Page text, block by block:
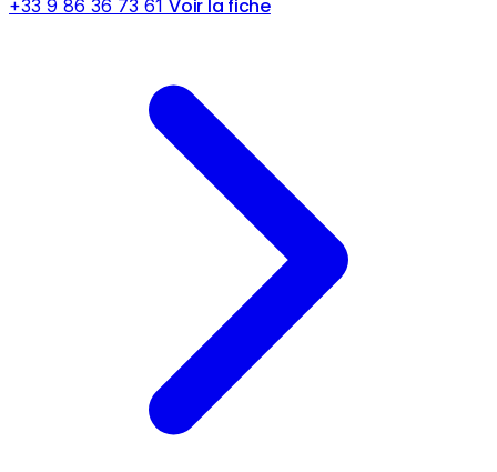
+33 9 86 36 73 61 Voir la fiche